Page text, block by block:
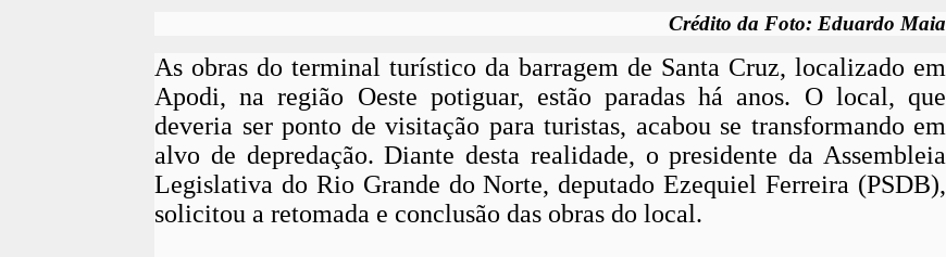
Crédito da Foto: Eduardo Maia
As obras do terminal turístico da barragem de Santa Cruz, localizado em
Apodi, na região Oeste potiguar, estão paradas há anos. O local, que
deveria ser ponto de visitação para turistas, acabou se transformando em
alvo de depredação. Diante desta realidade, o presidente da Assembleia
Legislativa do Rio Grande do Norte, deputado Ezequiel Ferreira (PSDB),
solicitou a retomada e conclusão das obras do local.